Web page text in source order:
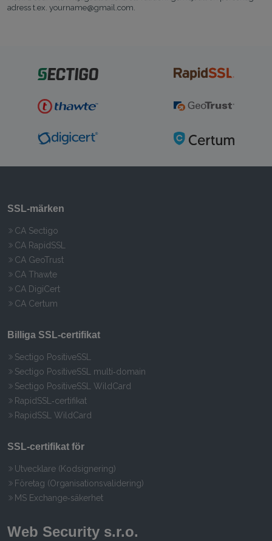
adress t.ex. yourname@gmail.com.
SSL‑märken
CA Sectigo
CA RapidSSL
CA GeoTrust
CA Thawte
CA DigiCert
CA Certum
Billiga SSL‑certifikat
Sectigo PositiveSSL
Sectigo PositiveSSL multi‑domain
Sectigo PositiveSSL WildCard
RapidSSL‑certifikat
RapidSSL WildCard
SSL‑certifikat för
Utvecklare (Kodsignering)
Företag (Organisationsvalidering)
MS Exchange‑säkerhet
Web Security s.r.o.